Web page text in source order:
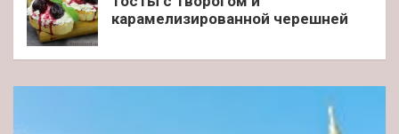
карамелизированной черешней